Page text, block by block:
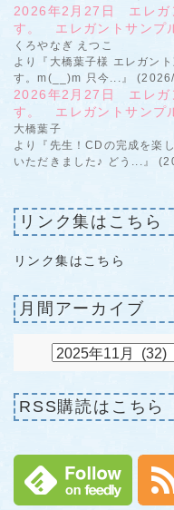
2026年2月27日 エレガ
す。 エレガントサンプ
くろやなぎ えつこ
より『大橋葉子様 エレガン
す。m(__)m 只今...』
2026年2月27日 エレガ
す。 エレガントサンプ
大橋葉子
より『先生！CDの完成を楽
いただきました♪ どう...』
リンク集はこちら
リンク集はこちら
月間アーカイブ
RSS購読はこちら